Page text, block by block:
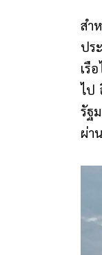
สำ
ปร
เรื
ไป
รัฐ
ผ่า